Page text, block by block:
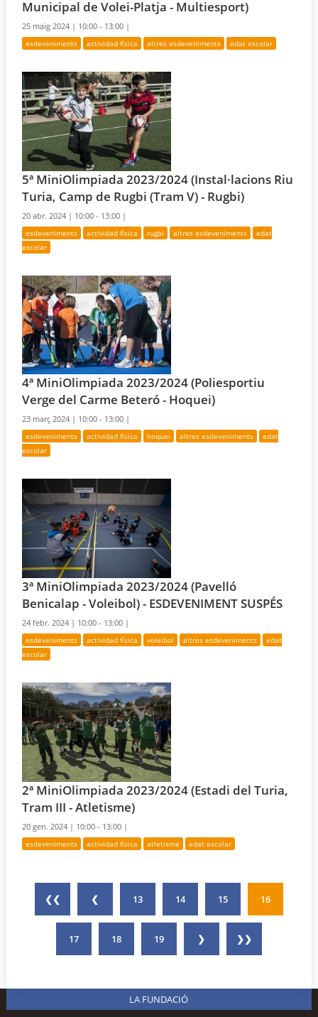
Municipal de Volei-Platja - Multiesport)
25 maig 2024 | 10:00 - 13:00 |
esdeveniments actividad física altres esdeveniments edat escolar
5ª MiniOlimpiada 2023/2024 (Instal·lacions Riu
Turia, Camp de Rugbi (Tram V) - Rugbi)
20 abr. 2024 | 10:00 - 13:00 |
esdeveniments actividad física rugbi altres esdeveniments
edat
escolar
4ª MiniOlimpiada 2023/2024 (Poliesportiu
Verge del Carme Beteró - Hoquei)
23 març 2024 | 10:00 - 13:00 |
esdeveniments actividad física hoquei altres esdeveniments
edat
escolar
3ª MiniOlimpiada 2023/2024 (Pavelló
Benicalap - Voleibol) - ESDEVENIMENT SUSPÉS
24 febr. 2024 | 10:00 - 13:00 |
esdeveniments actividad física voleibol altres esdeveniments
edat
escolar
2ª MiniOlimpiada 2023/2024 (Estadi del Turia,
Tram III - Atletisme)
20 gen. 2024 | 10:00 - 13:00 |
esdeveniments actividad física atletisme edat escolar
❮❮ ❮ 13 14 15 16
17 18 19 ❯ ❯❯
LA FUNDACIÓ